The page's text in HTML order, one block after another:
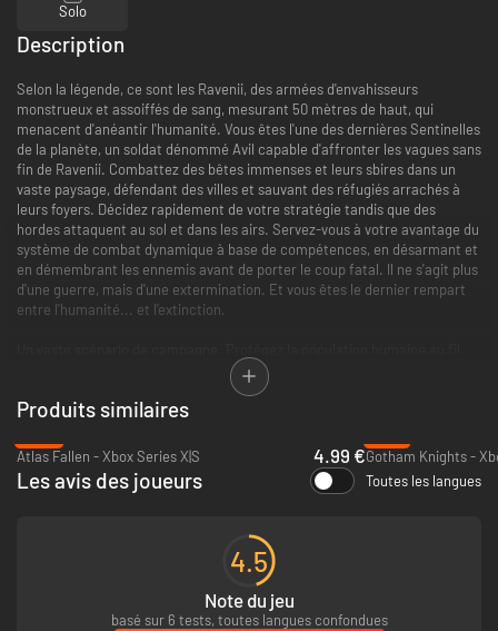
Solo
Description
Selon la légende, ce sont les Ravenii, des armées d'envahisseurs
monstrueux et assoiffés de sang, mesurant 50 mètres de haut, qui
menacent d'anéantir l'humanité. Vous êtes l'une des dernières Sentinelles
de la planète, un soldat dénommé Avil capable d'affronter les vagues sans
fin de Ravenii. Combattez des bêtes immenses et leurs sbires dans un
vaste paysage, défendant des villes et sauvant des réfugiés arrachés à
leurs foyers. Décidez rapidement de votre stratégie tandis que des
hordes attaquent au sol et dans les airs. Servez-vous à votre avantage du
système de combat dynamique à base de compétences, en désarmant et
en démembrant les ennemis avant de porter le coup fatal. Il ne s'agit plus
d'une guerre, mais d'une extermination. Et vous êtes le dernier rempart
entre l'humanité... et l'extinction.
d'un vaste scénario, sauvant autant de civils que possible et éliminant des
missions secondaires variées, où vous obtiendrez des améliorations qui
vous aideront pour la campagne.
sur votre fouet. Maîtrisez des manœuvres de combat dynamiques pour
parcourir les monstres géants et exposer leurs points faibles, en
progressant au sein d'arbres de compétences pour tracer la voie la plus
Produits similaires
Atlas Fallen - Xbox Series X|S
4.99 €Gotham Knights -
Les avis des joueurs Toutes les langues
4.5
Note du jeu
basé sur 6 tests, toutes langues confondues